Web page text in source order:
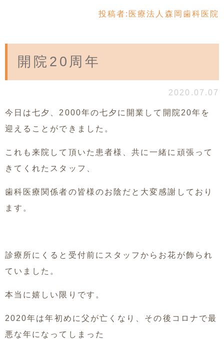
投稿者: 医療法人森岡歯科医院
開院20周年
2020.07.07
今日は七夕、2000年の七夕に開業して開院20年を
迎えることができました。
これも来院して頂いた患者様、共に一緒に頑張って
きてくれたスタッフ、
歯科医療関係者の皆様のお陰だと大変感謝しており
ます。
診療所にくると受付前にスタッフからお花が飾られ
ていました。
本当に嬉しい限りです。
2020年は年初めに父が亡くなり、その後コロナで最
悪な年になってしまった